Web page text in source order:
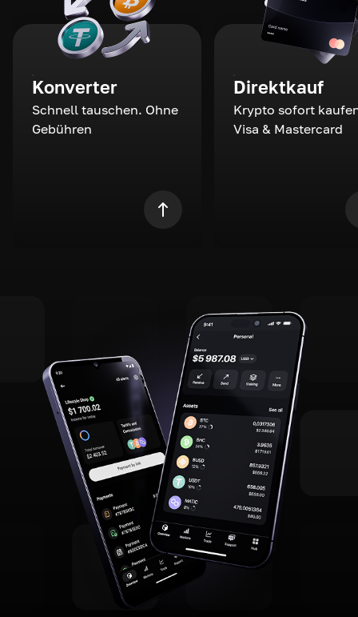
Konverter
Schnell tauschen. Ohne
Gebühren
Direktkauf
Krypto sofort
Visa & Mastercard